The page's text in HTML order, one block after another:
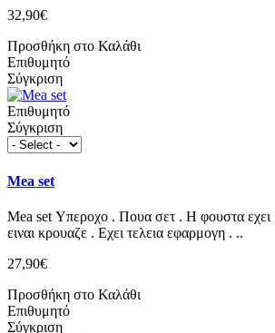
32,90€
Προσθήκη στο Καλάθι
Επιθυμητό
Σύγκριση
Επιθυμητό
Σύγκριση
Mea set
Mea set Υπεροχο . Πουα σετ . Η φουστα εχει
ειναι κρουαζε . Εχει τελεια εφαρμογη . ..
27,90€
Προσθήκη στο Καλάθι
Επιθυμητό
Σύγκριση